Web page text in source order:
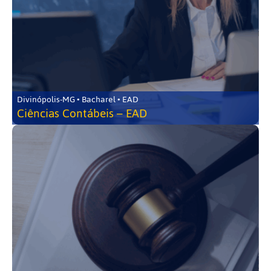
Divinópolis-MG • Bacharel • EAD
Ciências Contábeis – EAD